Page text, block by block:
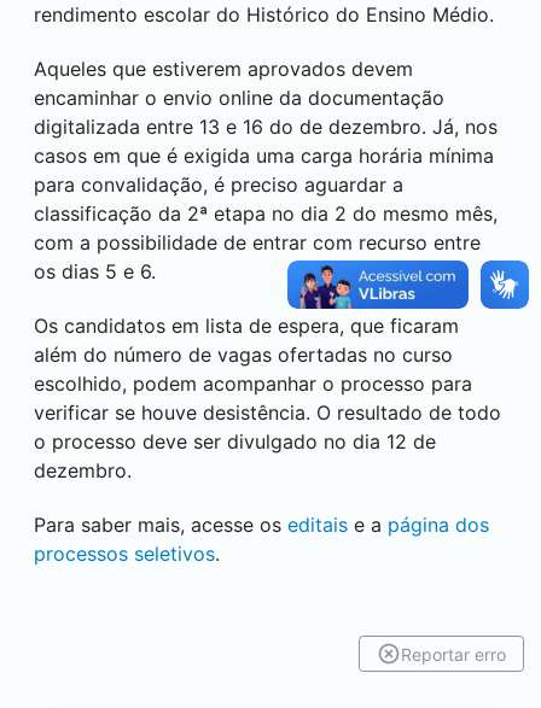
rendimento escolar do Histórico do Ensino Médio.
Aqueles que estiverem aprovados devem
encaminhar o envio online da documentação
digitalizada entre 13 e 16 do de dezembro. Já, nos
casos em que é exigida uma carga horária mínima
para convalidação, é preciso aguardar a
classificação da 2ª etapa no dia 2 do mesmo mês,
com a possibilidade de entrar com recurso entre
os dias 5 e 6.
Os candidatos em lista de espera, que ficaram
além do número de vagas ofertadas no curso
escolhido, podem acompanhar o processo para
verificar se houve desistência. O resultado de todo
o processo deve ser divulgado no dia 12 de
dezembro.
Para saber mais, acesse os editais e a página dos
processos seletivos.
Reportar erro